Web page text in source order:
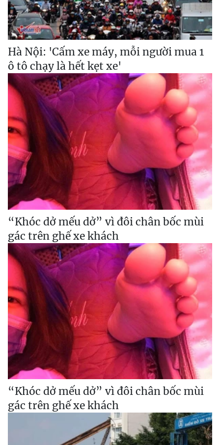
Hà Nội: 'Cấm xe máy, mỗi người mua 1
ô tô chạy là hết kẹt xe'
“Khóc dở mếu dở” vì đôi chân bốc mùi
gác trên ghế xe khách
“Khóc dở mếu dở” vì đôi chân bốc mùi
gác trên ghế xe khách